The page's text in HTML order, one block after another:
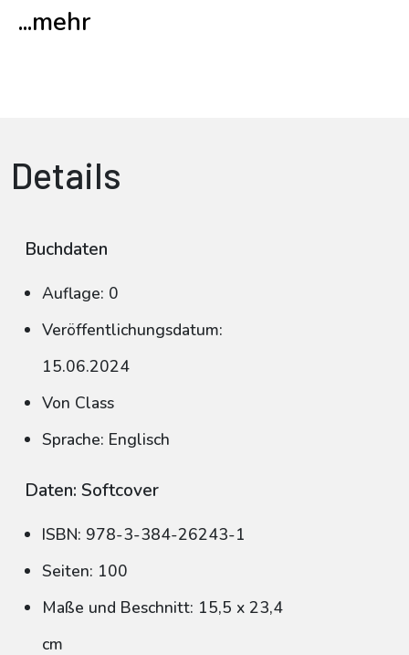
...mehr
Details
Buchdaten
Auflage: 0
Veröffentlichungsdatum:
15.06.2024
Von Class
Sprache: Englisch
Daten: Softcover
ISBN: 978-3-384-26243-1
Seiten: 100
Maße und Beschnitt: 15,5 x 23,4
cm